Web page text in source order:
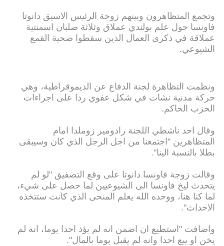
وتجمع المتظاهرون وبينهم زوجة الرئيس الاسبق دانوتا
فاونسا حول علم بولندي عملاق وثلاثة صلبان اسمنتية
عملاقة في ذكرى العمال الذين سقطوا ضحية القمع
الشيوعي.
ونظمت التظاهرة لجنة الدفاع عن الديموقراطية، وهي
حركة مدنية نشات في شكل عفوي ردا على اجراءات
الحزب الحاكم.
وقال احد ناشطي اللجنة رادومير زوملدا امام
المتظاهرين "اجتمعنا من اجل الرجل الذي كان وسيبقى
بطلا بالنسبة الينا".
وقالت زوجة فاونسا دانوتا على وقع التصفيق "لو لم
يتحدث ليخ فاونسا الى الشيوعيين لما حصل على شيء،
لما كنا هنا، ووحده الله يعلم المنحى الذي كانت ستتخذه
الاحداث".
واضافت "استطيع ان اضمن انه لم يؤذ احدا يوما، انه لم
يخن او يبع احدا وانه لم يقبل يوما بالمال".